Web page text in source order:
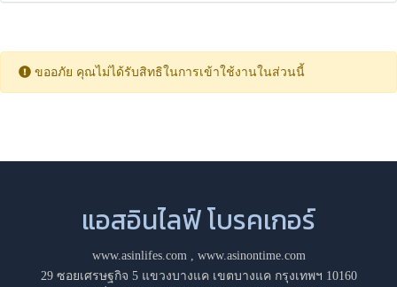
ขออภัย คุณไม่ได้รับสิทธิในการเข้าใช้งานในส่วนนี้
แอสอินไลฟ์ โบรคเกอร์
www.asinlifes.com, www.asinontime.com
29 ซอยเศรษฐกิจ 5 แขวงบางแค เขตบางแค กรุงเทพฯ 10160